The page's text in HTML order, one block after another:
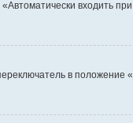
входить
в